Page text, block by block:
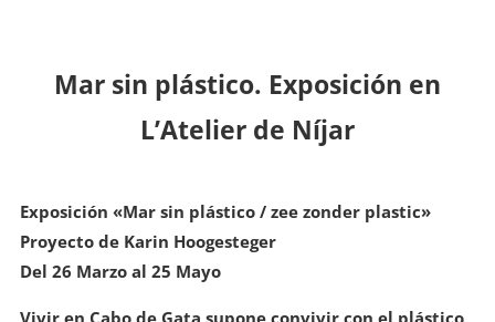
Mar sin plástico. Exposición en
L’Atelier de Níjar
Exposición «Mar sin plástico / zee zonder plastic»
Proyecto de Karin Hoogesteger
Del 26 Marzo al 25 Mayo
Vivir en Cabo de Gata supone convivir con el plástico,